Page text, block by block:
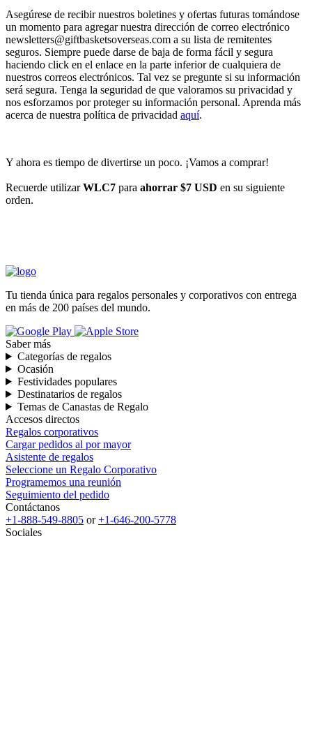
Asegúrese de recibir nuestros boletines y ofertas futuras tomándose
un momento para agregar nuestra dirección de correo electrónico
newsletters@giftbasketsoverseas.com a su lista de remitentes
seguros. Siempre puede darse de baja de forma fácil y segura
haciendo click en el enlace en la parte inferior de cualquiera de
nuestros correos electrónicos. Tal vez se pregunte si su información
será segura. Tenga la seguridad de que valoramos su privacidad y
nos esforzamos por proteger su información personal. Aprenda más
acerca de nuestra política de privacidad aquí.
Y ahora es tiempo de divertirse un poco. ¡Vamos a comprar!
Recuerde utilizarWLC7 para ahorrar $7 USD en su siguiente
orden.
Tu tienda única para regalos personales y corporativos con entrega
en más de 200 países del mundo.
Saber más
Categorías de regalos
Ocasión
Festividades populares
Destinatarios de regalos
Temas de Canastas de Regalo
Accesos directos
Regalos corporativos
Cargar pedidos al por mayor
Asistente de regalos
Seleccione un Regalo Corporativo
Programemos una reunión
Seguimiento del pedido
Contáctanos
+1-888-549-8805 or+1-646-200-5778
Sociales